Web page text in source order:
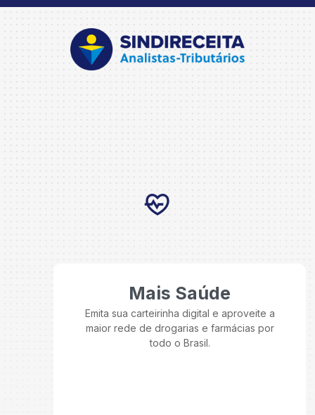
Mais Saúde
Emita sua carteirinha digital e aproveite a
maior rede de drogarias e farmácias por
todo o Brasil.